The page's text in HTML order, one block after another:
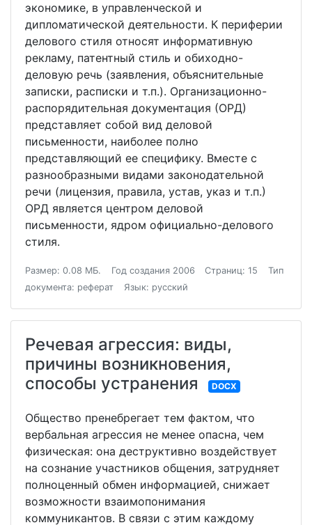
экономике, в управленческой и
дипломатической деятельности. К периферии
делового стиля относят информативную
рекламу, патентный стиль и обиходно-
деловую речь (заявления, объяснительные
записки, расписки и т.п.). Организационно-
распорядительная документация (ОРД)
представляет собой вид деловой
письменности, наиболее полно
представляющий ее специфику. Вместе с
разнообразными видами законодательной
речи (лицензия, правила, устав, указ и т.п.)
ОРД является центром деловой
письменности, ядром официально-делового
стиля.
Размер: 0.08 МБ. Год создания 2006 Страниц: 15
Тип
документа: реферат
Язык: русский
Речевая агрессия: виды,
причины возникновения,
способы устранения
DOCX
Общество пренебрегает тем фактом, что
вербальная агрессия не менее опасна, чем
физическая: она деструктивно воздействует
на сознание участников общения, затрудняет
полноценный обмен информацией, снижает
возможности взаимопонимания
коммуникантов. В связи с этим каждому